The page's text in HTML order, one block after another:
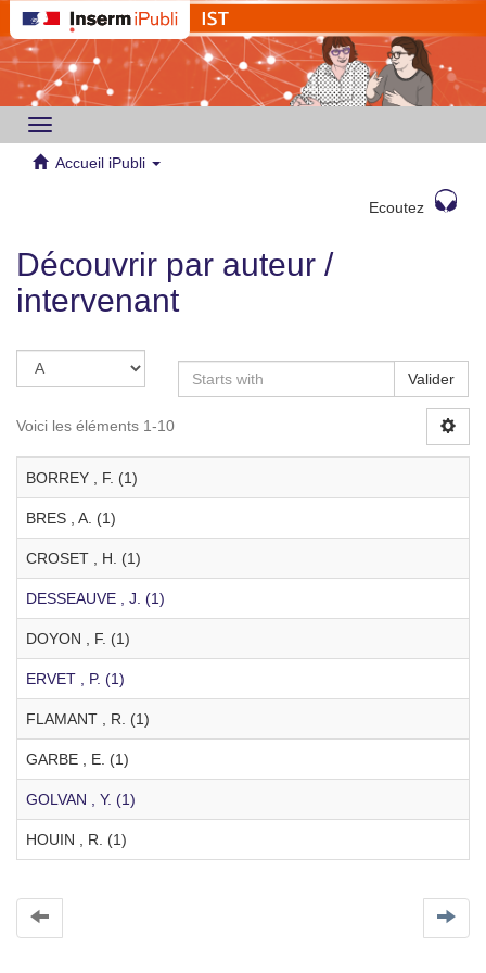
Toggle
navigation
Accueil iPubli
Ecoutez
Découvrir par auteur /
intervenant
Valider
Voici les éléments 1-10
BORREY , F. (1)
BRES , A. (1)
CROSET , H. (1)
DESSEAUVE , J. (1)
DOYON , F. (1)
ERVET , P. (1)
FLAMANT , R. (1)
GARBE , E. (1)
GOLVAN , Y. (1)
HOUIN , R. (1)